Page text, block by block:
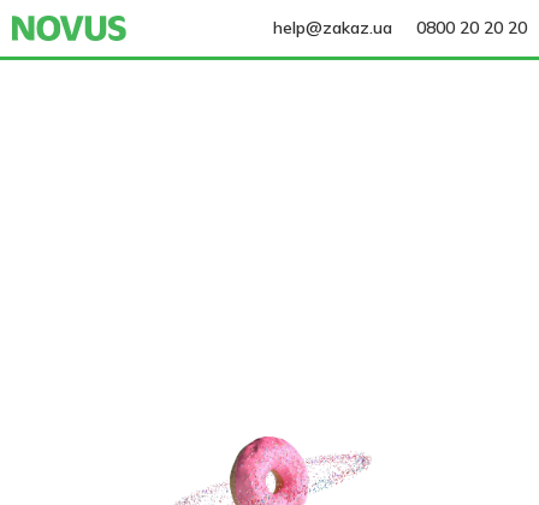
help@zakaz.ua 0800 20 20 20